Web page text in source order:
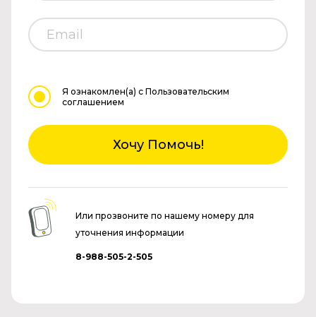
Я ознакомлен(а) с Пользовательским
соглашением
Хочу Помочь!
Или прозвоните по нашему номеру для
уточнения информации
8-988-505-2-505